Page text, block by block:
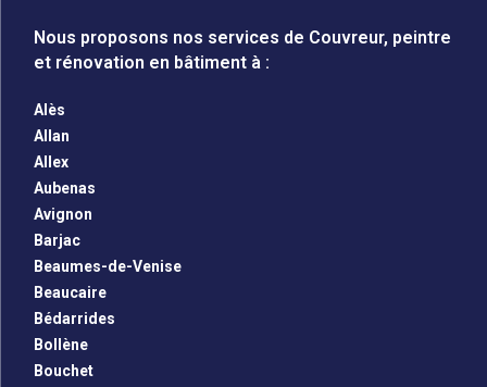
Nous proposons nos services de Couvreur, peintre
et rénovation en bâtiment à :
Alès
Allan
Allex
Aubenas
Avignon
Barjac
Beaumes-de-Venise
Beaucaire
Bédarrides
Bollène
Bouchet